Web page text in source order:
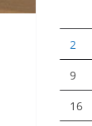
2
9
16